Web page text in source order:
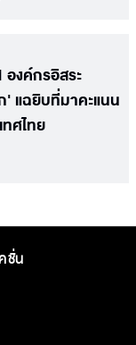
งค์กรอิสระ
' แฉยิบที่มาคะแนน
ทศไทย
ชั่น